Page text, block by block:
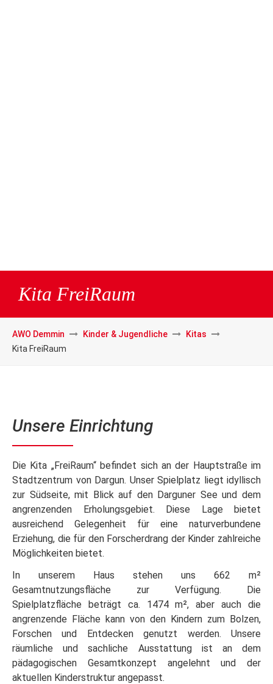
Kita FreiRaum
AWO Demmin Kinder & Jugendliche
Kitas
Kita FreiRaum
Unsere Einrichtung
Die Kita „FreiRaum“ befindet sich an der Hauptstraße im
Stadtzentrum von Dargun. Unser Spielplatz liegt idyllisch
zur Südseite, mit Blick auf den Darguner See und dem
angrenzenden Erholungsgebiet. Diese Lage bietet
ausreichend Gelegenheit für eine naturverbundene
Erziehung, die für den Forscherdrang der Kinder zahlreiche
Möglichkeiten bietet.
In unserem Haus stehen uns 662 m²
Gesamtnutzungsfläche zur Verfügung. Die
Spielplatzfläche beträgt ca. 1474 m², aber auch die
angrenzende Fläche kann von den Kindern zum Bolzen,
Forschen und Entdecken genutzt werden. Unsere
räumliche und sachliche Ausstattung ist an dem
pädagogischen Gesamtkonzept angelehnt und der
aktuellen Kinderstruktur angepasst.